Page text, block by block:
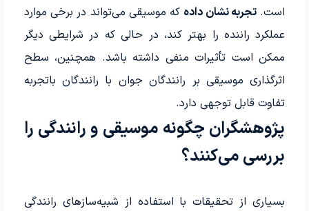
است.تجربه نشان داده که موسیقی می‌تواند در برخی موارد
عملکرد راننده را بهتر کند، در حالی که در شرایطی دیگر
ممکن است تأثیرات منفی داشته باشد. همچنین، سطح
اثرگذاری موسیقی بر رانندگان جوان با رانندگان باتجربه
تفاوت قابل توجهی دارد.
پژوهشگران چگونه موسیقی و رانندگی را
بررسی می‌کنند؟
بسیاری از تحقیقات با استفاده از شبیه‌سازهای رانندگی